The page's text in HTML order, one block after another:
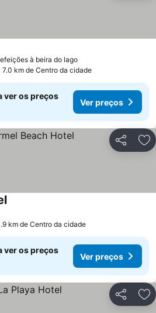
à beira do lago
7.0 km de Centro da cidade
ver os preços
Ver preços
Partilhar
km de Centro da cidade
ver os preços
Ver preços
Partilhar